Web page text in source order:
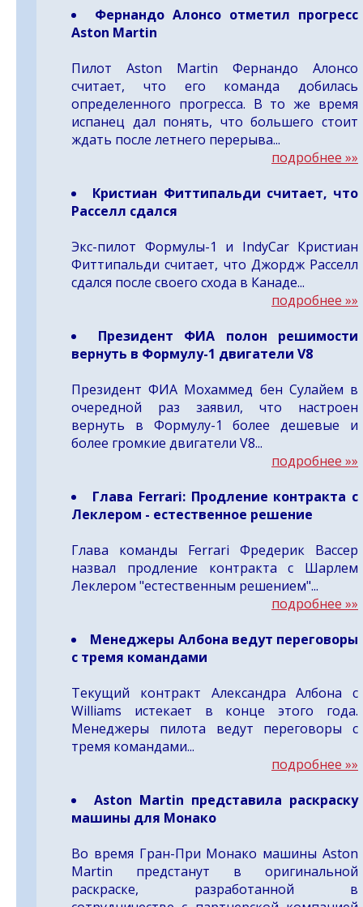
Фернандо Алонсо отметил прогресс
Aston Martin
Пилот Aston Martin Фернандо Алонсо
считает, что его команда добилась
определенного прогресса. В то же время
испанец дал понять, что большего стоит
ждать после летнего перерыва...
подробнее »»
Кристиан Фиттипальди считает, что
Расселл сдался
Экс-пилот Формулы-1 и IndyCar Кристиан
Фиттипальди считает, что Джордж Расселл
сдался после своего схода в Канаде...
подробнее »»
Президент ФИА полон решимости
вернуть в Формулу-1 двигатели V8
Президент ФИА Мохаммед бен Сулайем в
очередной раз заявил, что настроен
вернуть в Формулу-1 более дешевые и
более громкие двигатели V8...
подробнее »»
Глава Ferrari: Продление контракта с
Леклером - естественное решение
Глава команды Ferrari Фредерик Вассер
назвал продление контракта с Шарлем
Леклером "естественным решением"...
подробнее »»
Менеджеры Албона ведут переговоры
с тремя командами
Текущий контракт Александра Албона с
Williams истекает в конце этого года.
Менеджеры пилота ведут переговоры с
тремя командами...
подробнее »»
Aston Martin представила раскраску
машины для Монако
Во время Гран-При Монако машины Aston
Martin предстанут в оригинальной
раскраске, разработанной в